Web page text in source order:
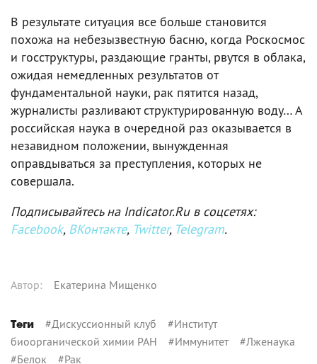
В результате ситуация все больше становится
похожа на небезызвестную басню, когда Роскосмос
и госструктуры, раздающие гранты, рвутся в облака,
ожидая немедленных результатов от
фундаментальной науки, рак пятится назад,
журналисты разливают структурированную воду… А
российская наука в очередной раз оказывается в
незавидном положении, вынужденная
оправдываться за преступления, которых не
совершала.
Подписывайтесь на Indicator.Ru в соцсетях:
Facebook, ВКонтакте, Twitter, Telegram.
Автор: Екатерина Мищенко
Теги #Дискуссионный клуб #Институт
биоорганической химии РАН #Иммунитет#Лженаука
#Белок #Рак